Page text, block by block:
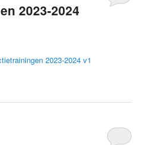
2023-2024
2023-2024 v1